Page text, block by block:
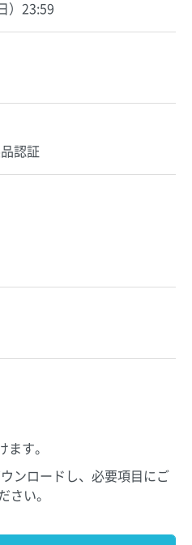
）23:59
認証
す。
ンロードし、必要項目にご
さい。